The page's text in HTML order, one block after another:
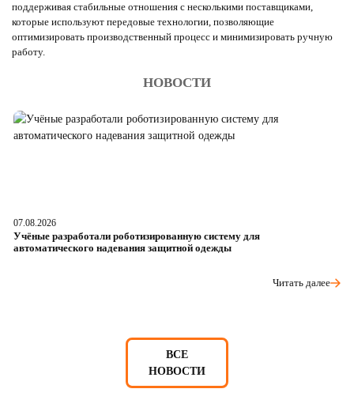
поддерживая стабильные отношения с несколькими поставщиками,
которые используют передовые технологии, позволяющие
оптимизировать производственный процесс и минимизировать ручную
работу.
НОВОСТИ
07.08.2026
Учёные разработали роботизированную систему для
автоматического надевания защитной одежды
Читать далее
ВСЕ
НОВОСТИ